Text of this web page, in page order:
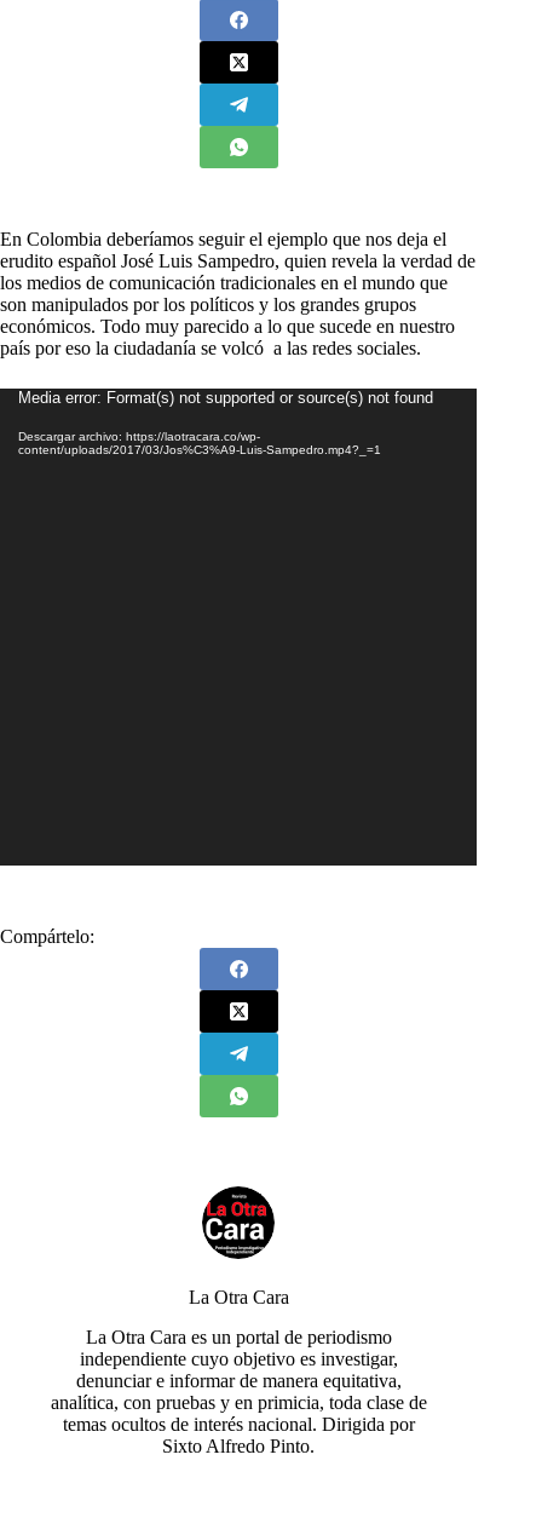
En Colombia deberíamos seguir el ejemplo que nos deja el
erudito español José Luis Sampedro, quien revela la verdad de
los medios de comunicación tradicionales en el mundo que
son manipulados por los políticos y los grandes grupos
económicos. Todo muy parecido a lo que sucede en nuestro
país por eso la ciudadanía se volcó a las redes sociales.
Reproductor
vídeo
Media error: Format(s) not supported or source(s) not found
Descargar archivo: https://laotracara.co/wp-
content/uploads/2017/03/Jos%C3%A9-Luis-Sampedro.mp4?_=1
Compártelo:
La Otra Cara
La Otra Cara es un portal de periodismo
independiente cuyo objetivo es investigar,
denunciar e informar de manera equitativa,
analítica, con pruebas y en primicia, toda clase de
temas ocultos de interés nacional. Dirigida por
Sixto Alfredo Pinto.